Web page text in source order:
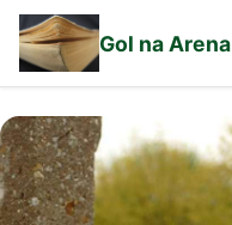
Gol na Arena